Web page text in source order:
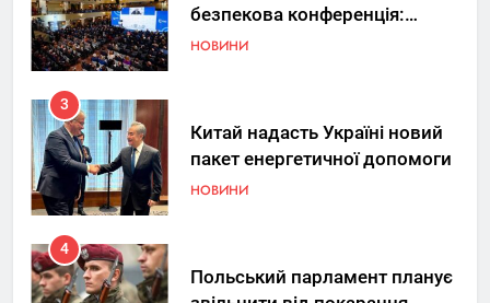
безпекова конференція:
Україна знову у фокусі світу
НОВИНИ
3
Китай надасть Україні новий
пакет енергетичної допомоги
НОВИНИ
4
Польський парламент планує